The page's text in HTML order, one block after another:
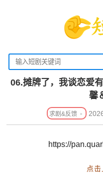
06.摊牌了，我谈恋爱
馨
https://
点击